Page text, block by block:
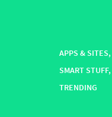
APPS & SITES,
SMART STUFF,
TRENDING